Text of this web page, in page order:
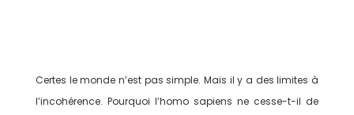
Certes le monde n’est pas simple. Mais il y a des limites à
l’incohérence. Pourquoi l’homo sapiens ne cesse-t-il de